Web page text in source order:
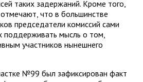
таких задержаний. Кроме того,
что в большинстве
председатели комиссий сами
поддерживать мысль о том,
участников нынешнего
№99 был зафиксирован факт